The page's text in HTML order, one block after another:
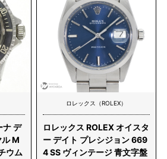
ナ デ
M
ウム
ロレックス（ROLEX）
ロレックス ROLEX オイスタ
ー デイト プレシジョン 669
4 SS ヴィンテージ 青文字盤